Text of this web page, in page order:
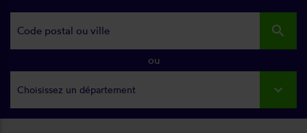
search
ou
Choisissez un département